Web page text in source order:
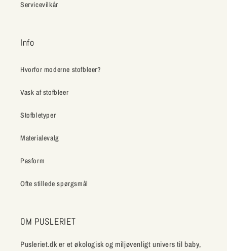
Servicevilkår
Info
Hvorfor moderne stofbleer?
Vask af stofbleer
Stofbletyper
Materialevalg
Pasform
Ofte stillede spørgsmål
OM PUSLERIET
Pusleriet.dk er et økologisk og miljøvenligt univers til baby,